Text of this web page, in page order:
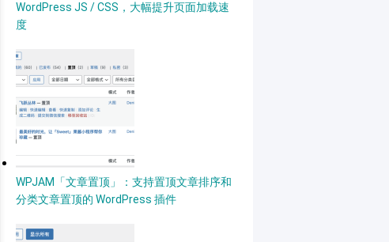
WordPress JS / CSS，大幅提升页面加载速
度
WPJAM「文章置顶」：支持置顶文章排序和
分类文章置顶的 WordPress 插件